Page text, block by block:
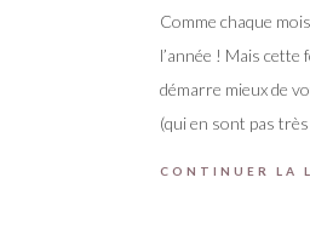
Comme chaque
l’année ! Mais cette
démarre mieux de
(qui en sont pas très
CONTINUER LA